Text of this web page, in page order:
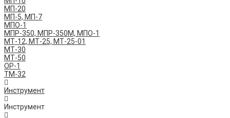
МП-20
МП-5, МП-7
МПО-1
МПР-350, МПР-350М, МПО-1
МТ-12, МТ-25, МТ-25-01
МТ-30
МТ-50
ОР-1
ТМ-32
Инструмент
Инструмент